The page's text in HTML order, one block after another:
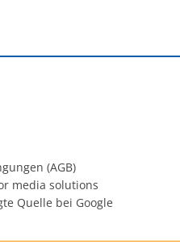
(AGB)
media solutions
Quelle bei Google